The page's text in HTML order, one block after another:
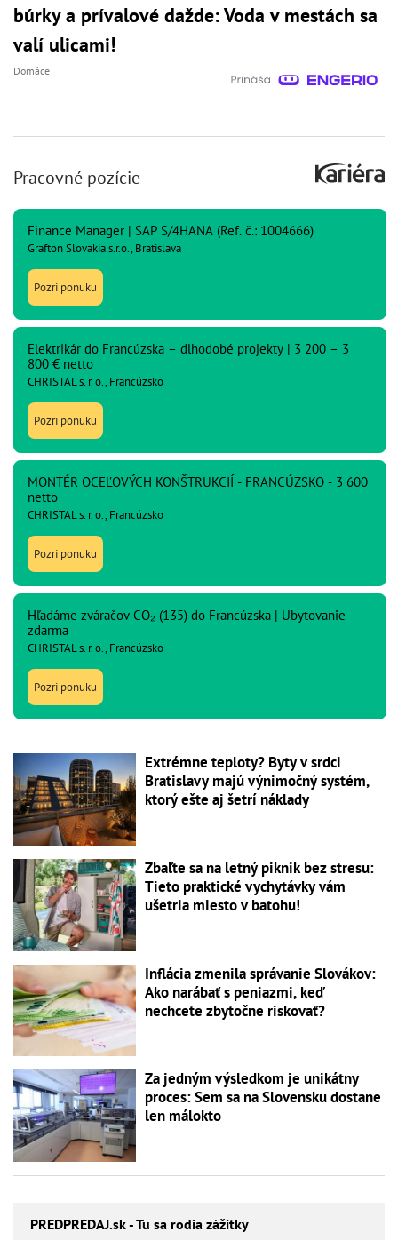
búrky a prívalové dažde: Voda v mestách sa
valí ulicami!
Domáce
Pracovné pozície
Finance Manager | SAP S/4HANA (Ref. č.: 1004666)
Grafton Slovakia s.r.o., Bratislava
Pozri ponuku
Elektrikár do Francúzska – dlhodobé projekty | 3 200 – 3
800 € netto
CHRISTAL s. r. o., Francúzsko
Pozri ponuku
MONTÉR OCEĽOVÝCH KONŠTRUKCIÍ - FRANCÚZSKO - 3 600
netto
CHRISTAL s. r. o., Francúzsko
Pozri ponuku
Hľadáme zváračov CO₂ (135) do Francúzska | Ubytovanie
zdarma
CHRISTAL s. r. o., Francúzsko
Pozri ponuku
Extrémne teploty? Byty v srdci
Bratislavy majú výnimočný systém,
ktorý ešte aj šetrí náklady
Zbaľte sa na letný piknik bez stresu:
Tieto praktické vychytávky vám
ušetria miesto v batohu!
Inflácia zmenila správanie Slovákov:
Ako narábať s peniazmi, keď
nechcete zbytočne riskovať?
Za jedným výsledkom je unikátny
proces: Sem sa na Slovensku dostane
len málokto
PREDPREDAJ.sk - Tu sa rodia zážitky